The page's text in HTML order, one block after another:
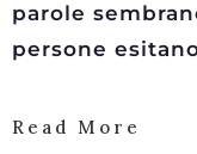
parole
persone
Read More